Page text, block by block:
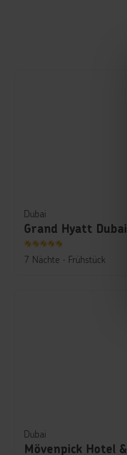
Dubai
Grand Hyatt Dubai
5
7 Nächte ∙ Frühstück
Dubai